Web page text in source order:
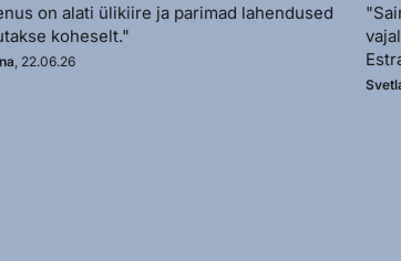
on alati ülikiire ja parimad lahendused
koheselt."
, 22.06.26